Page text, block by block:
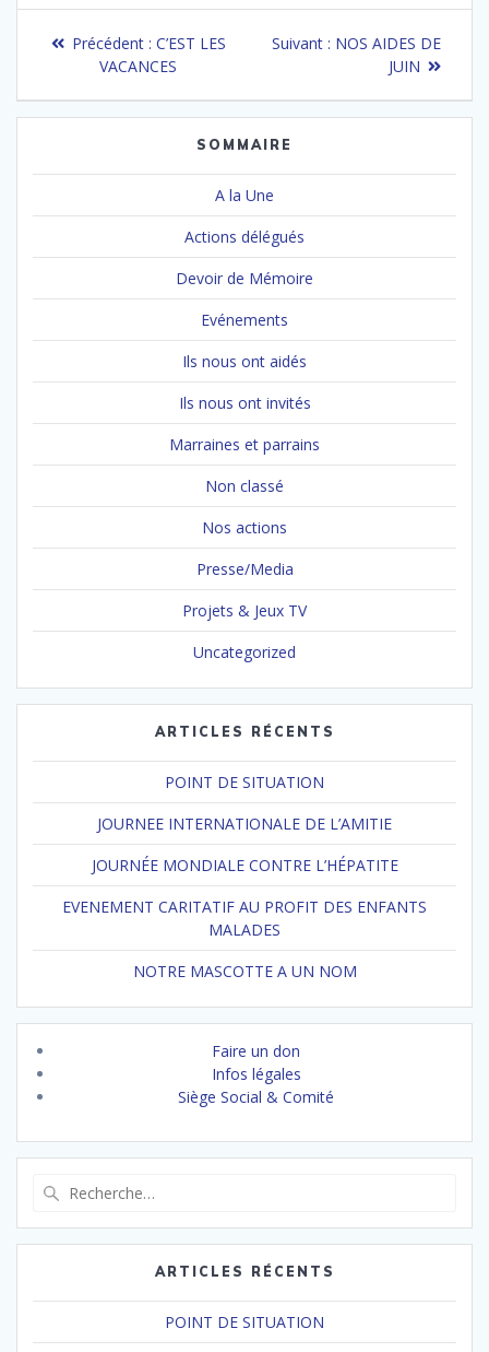
Navigation
l’article
Précédent : Article
précédent
C’EST LES
VACANCES
Suivant : Article
NOS AIDES DE
JUIN
SOMMAIRE
A la Une
Actions délégués
Devoir de Mémoire
Evénements
Ils nous ont aidés
Ils nous ont invités
Marraines et parrains
Non classé
Nos actions
Presse/Media
Projets & Jeux TV
Uncategorized
ARTICLES RÉCENTS
POINT DE SITUATION
JOURNEE INTERNATIONALE DE L’AMITIE
JOURNÉE MONDIALE CONTRE L’HÉPATITE
EVENEMENT CARITATIF AU PROFIT DES ENFANTS
MALADES
NOTRE MASCOTTE A UN NOM
Faire un don
Infos légales
Siège Social & Comité
:
ARTICLES RÉCENTS
POINT DE SITUATION